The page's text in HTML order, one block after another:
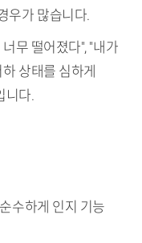
우가 많습니다.
무 떨어졌다", "내가
상태를 심하게
니다.
수하게 인지 기능